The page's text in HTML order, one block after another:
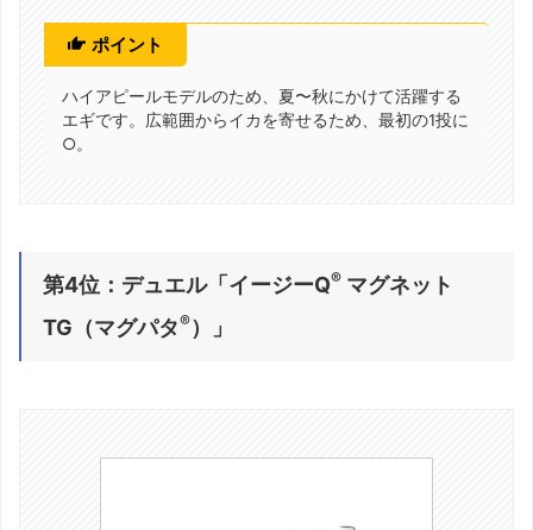
ポイント
ハイアピールモデルのため、夏〜秋にかけて活躍する
エギです。広範囲からイカを寄せるため、最初の1投に
○。
第4位：デュエル「 イージーQ® マグネット
TG（マグパタ®） 」